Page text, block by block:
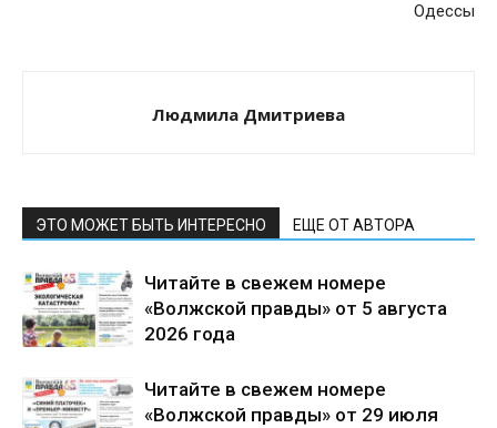
Одессы
Людмила Дмитриева
ЭТО МОЖЕТ БЫТЬ ИНТЕРЕСНО ЕЩЕ ОТ АВТОРА
Читайте в свежем номере
«Волжской правды» от 5 августа
2026 года
Читайте в свежем номере
«Волжской правды» от 29 июля